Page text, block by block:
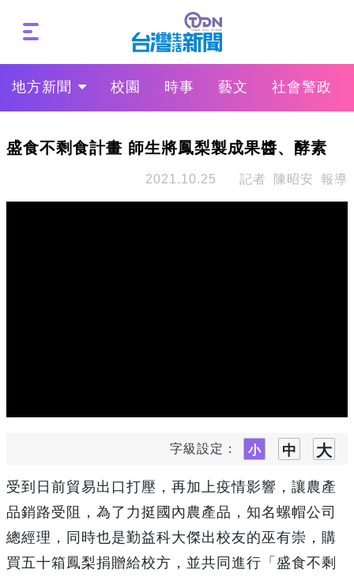
地方新聞 校園 時事 藝文 社會警政
盛食不剩食計畫 師生將鳳梨製成果醬、酵素
2021.10.25 記者 陳昭安 報導
字級設定：
受到日前貿易出口打壓，再加上疫情影響，讓農產
品銷路受阻，為了力挺國內農產品，知名螺帽公司
總經理，同時也是勤益科大傑出校友的巫有崇，購
買五十箱鳳梨捐贈給校方，並共同進行「盛食不剩